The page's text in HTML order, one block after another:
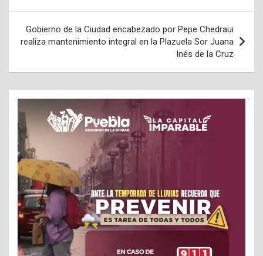
entradas
Gobierno de la Ciudad encabezado por Pepe Chedraui
realiza mantenimiento integral en la Plazuela Sor Juana
Inés de la Cruz